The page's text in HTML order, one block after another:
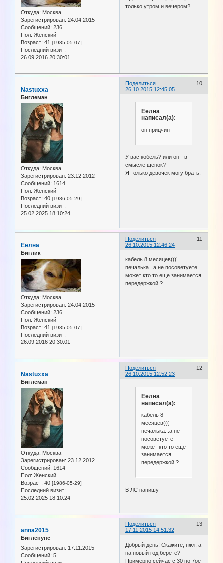
Откуда: Москва
Зарегистрирован: 24.04.2015
Сообщений: 236
Пол: Женский
Возраст: 41 [1985-05-07]
Последний визит:
26.09.2016 20:30:01
только утром и вечером?
Поделиться
10
26.10.2015 12:45:05
Nastuxxa
Биглеман
Откуда: Москва
Зарегистрирован: 23.12.2012
Сообщений: 1614
Пол: Женский
Возраст: 40 [1986-05-29]
Последний визит:
25.02.2025 18:10:24
Еелна
написал(а):
он прицчин
У вас кобель? или он - в
смысле щенок?
Я только девочек могу брать.
Поделиться
11
26.10.2015 12:46:24
Еелна
Биглик
Откуда: Москва
Зарегистрирован: 24.04.2015
Сообщений: 236
Пол: Женский
Возраст: 41 [1985-05-07]
Последний визит:
26.09.2016 20:30:01
кабель 8 месяцев(((
печалька...а не посоветуете
может кто то еще занимается
передержкой ?
Поделиться
12
26.10.2015 12:52:23
Nastuxxa
Биглеман
Откуда: Москва
Зарегистрирован: 23.12.2012
Сообщений: 1614
Пол: Женский
Возраст: 40 [1986-05-29]
Последний визит:
25.02.2025 18:10:24
Еелна
написал(а):
кабель 8
месяцев(((
печалька...а не
посоветуете
может кто то еще
занимается
передержкой ?
В ЛС напишу
Поделиться
13
17.11.2015 14:51:32
anna2015
Биглепупс
Зарегистрирован: 17.11.2015
Сообщений: 5
Добрый день! Скажите, пжл, а
на новый год берете?
Примерно сейчас с 30 по 7ое